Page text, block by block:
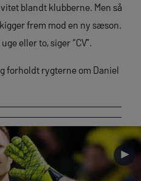
blandt klubberne. Men så
frem mod en ny sæson.
eller to, siger “CV”.
forholdt rygterne om Daniel
►